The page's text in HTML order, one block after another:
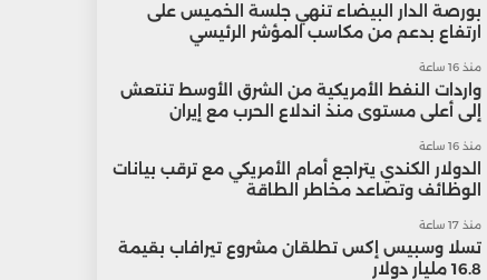
بورصة الدار البيضاء تنهي جلسة الخميس على
ارتفاع بدعم من مكاسب المؤشر الرئيسي
منذ 16 ساعة
واردات النفط الأمريكية من الشرق الأوسط تنتعش
إلى أعلى مستوى منذ اندلاع الحرب مع إيران
منذ 16 ساعة
الدولار الكندي يتراجع أمام الأمريكي مع ترقب بيانات
الوظائف وتصاعد مخاطر الطاقة
منذ 17 ساعة
تسلا وسبيس إكس تطلقان مشروع تيرافاب بقيمة
16.8 مليار دولار